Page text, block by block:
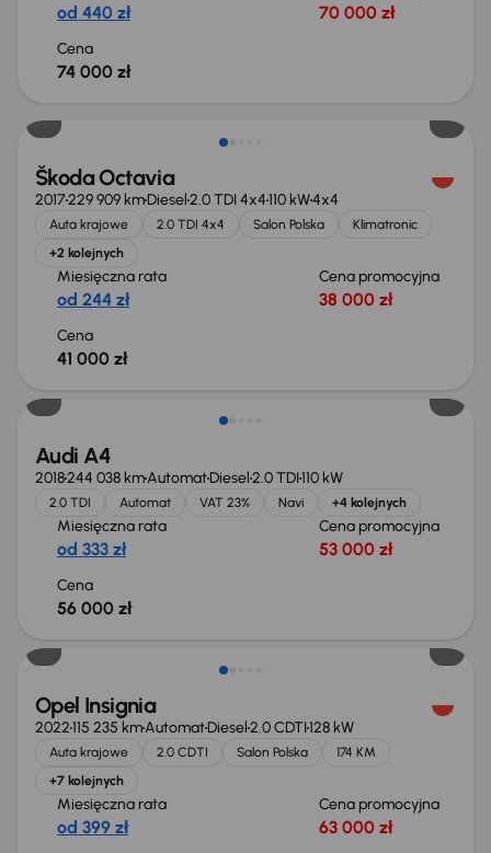
od 440 zł 70 000 zł
Cena
74 000 zł
Škoda Octavia
2017229 909 kmDiesel2.0 TDI 4x4110 kW4x4
Auta krajowe 2.0 TDI 4x4 Salon Polska
Klimatronic
+2 kolejnych
Miesięczna rata
od 244 zł
Cena promocyjna
38 000 zł
Cena
41 000 zł
Audi A4
2018244 038 kmAutomatDiesel2.0 TDI110 kW
2.0 TDI Automat VAT 23% Navi +4 kolejnych
Miesięczna rata
od 333 zł
Cena promocyjna
53 000 zł
Cena
56 000 zł
Taniej o 1 000 zł
Opel Insignia
2022115 235 kmAutomatDiesel2.0 CDTI128 kW
Auta krajowe 2.0 CDTI Salon Polska
174 KM
+7 kolejnych
Miesięczna rata
od 399 zł
Cena promocyjna
63 000 zł